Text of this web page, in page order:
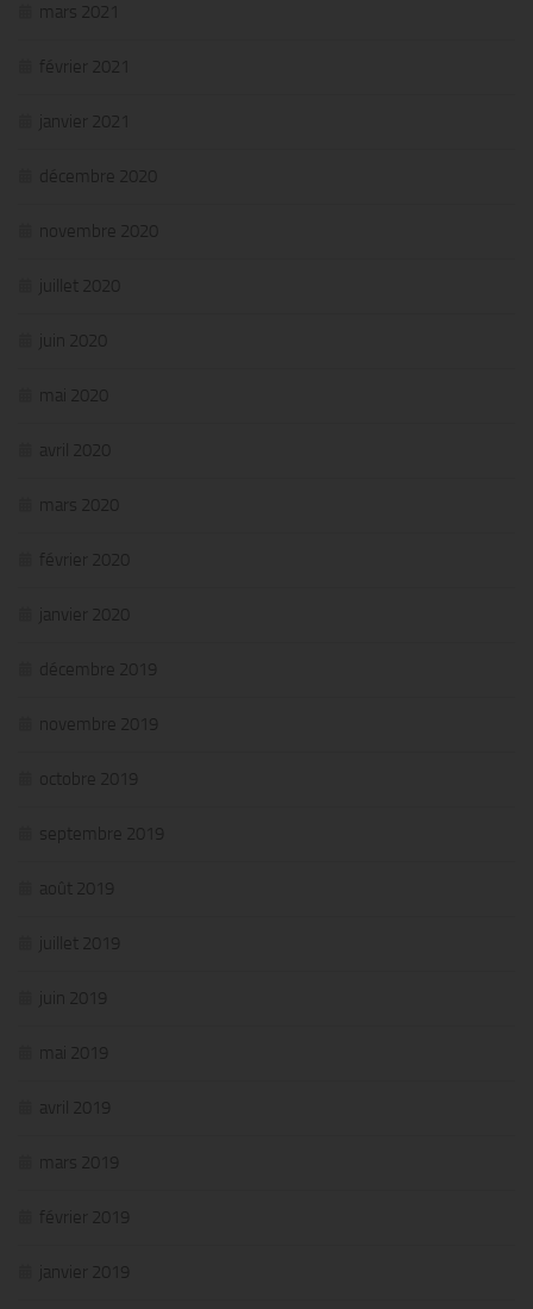
mars 2021
février 2021
janvier 2021
décembre 2020
novembre 2020
juillet 2020
juin 2020
mai 2020
avril 2020
mars 2020
février 2020
janvier 2020
décembre 2019
novembre 2019
octobre 2019
septembre 2019
août 2019
juillet 2019
juin 2019
mai 2019
avril 2019
mars 2019
février 2019
janvier 2019